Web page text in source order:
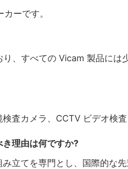
ーです。
、すべての Vicam 製品に
査カメラ、CCTV ビデオ検査
理由は何ですか?
立てを専門とし、国際的な